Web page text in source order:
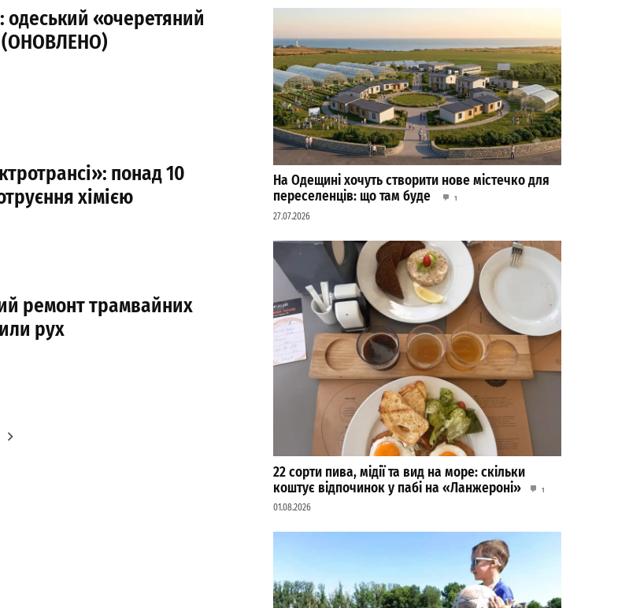
одеський «очеретяний
(ОНОВЛЕНО)
понад 10
хімією
ремонт трамвайних
рух
На Одещині хочуть створити нове містечко для
переселенців: що там буде
1
27.07.2026
22 сорти пива, мідії та вид на море: скільки
коштує відпочинок у пабі на «Ланжероні»
1
01.08.2026